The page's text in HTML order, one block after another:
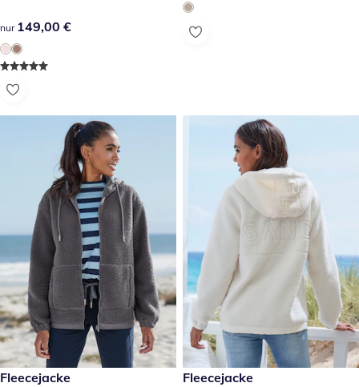
149,00 €
nur 149,00 €
99,99 €
Sale
Fleecejacke 99,99 €
Fleecejacke